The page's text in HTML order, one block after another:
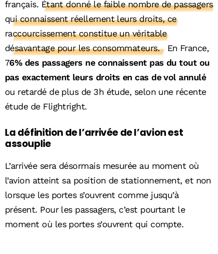
français. Étant donné le faible nombre de passagers
qui connaissent réellement leurs droits, ce
raccourcissement constitue un véritable
désavantage pour les consommateurs. En France,
76% des passagers ne connaissent pas du tout ou
pas exactement leurs droits en cas de vol annulé
ou retardé de plus de 3h étude, selon une récente
étude de Flightright.
La définition de l’arrivée de l’avion est
assouplie
L’arrivée sera désormais mesurée au moment où
l’avion atteint sa position de stationnement, et non
lorsque les portes s’ouvrent comme jusqu’à
présent. Pour les passagers, c’est pourtant le
moment où les portes s’ouvrent qui compte.